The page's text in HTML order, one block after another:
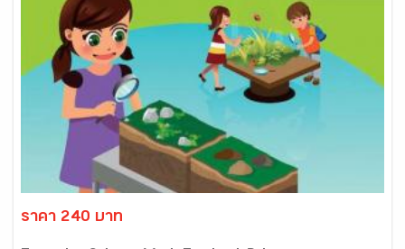
ราคา 240 บาท